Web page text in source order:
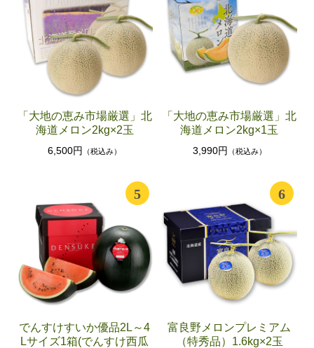
「大地の恵み市場厳選」北
海道メロン2kg×2玉
6,500円 （税込み）
「大地の恵み市場厳選」北
海道メロン2kg×1玉
3,990円 （税込み）
5
でんすけすいか優品2L～4
Lサイズ1箱(でんすけ西瓜
6
富良野メロンプレミアム
（特秀品）1.6kg×2玉